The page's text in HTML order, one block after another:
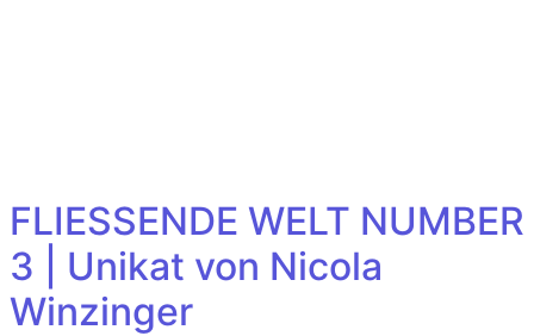
FLIESSENDE WELT NUMBER
3 | Unikat von Nicola
Winzinger